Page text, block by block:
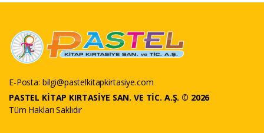
E-Posta: bilgi@pastelkitapkirtasiye.com
PASTEL KİTAP KIRTASİYE SAN. VE TİC. A.Ş. © 2026
Tüm Hakları Saklıdır